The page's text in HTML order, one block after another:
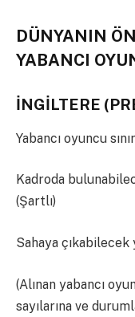
DÜNYANIN
YABANCI
İNGİLTERE
Yabancı oyuncu
Kadroda
(Şartlı)
Sahaya çıkabilecek
(Alınan yabancı
sayılarına ve